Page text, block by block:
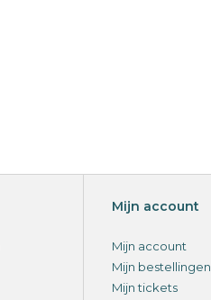
Mijn account
Mijn account
Mijn bestellingen
Mijn tickets